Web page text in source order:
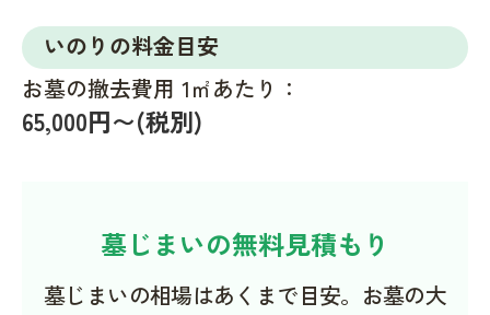
いのりの料金目安
お墓の撤去費用 1㎡あたり：
65,000円〜(税別)
墓じまいの無料見積もり
墓じまいの相場はあくまで目安。お墓の大